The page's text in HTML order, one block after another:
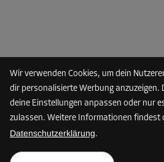
Wir verwenden Cookies, um dein
dir personalisierte Werbung anzuzeigen.
deine Einstellungen anpassen oder nur
zulassen. Weitere Informationen findest
Datenschutzerklärung.